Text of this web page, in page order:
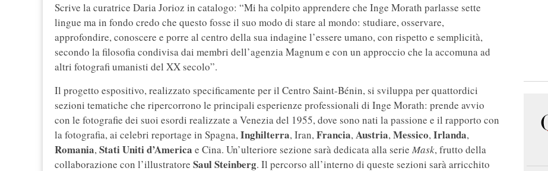
Scrive la curatrice Daria Jorioz in catalogo: “Mi ha colpito apprendere che Inge Morath parlasse sette
lingue ma in fondo credo che questo fosse il suo modo di stare al mondo: studiare, osservare,
approfondire, conoscere e porre al centro della sua indagine l’essere umano, con rispetto e semplicità,
secondo la filosofia condivisa dai membri dell’agenzia Magnum e con un approccio che la accomuna ad
altri fotografi umanisti del XX secolo”.
Il progetto espositivo, realizzato specificamente per il Centro Saint-Bénin, si sviluppa per quattordici
sezioni tematiche che ripercorrono le principali esperienze professionali di Inge Morath: prende avvio
con le fotografie dei suoi esordi realizzate a Venezia del 1955, dove sono nati la passione e il rapporto con
la fotografia, ai celebri reportage in Spagna,Inghilterra, Iran,Francia,Austria,Messico,Irlanda,
Romania,Stati Uniti d’America e Cina. Un’ulteriore sezione sarà dedicata alla serie Mask, frutto della
collaborazione con l’illustratore Saul Steinberg. Il percorso all’interno di queste sezioni sarà arricchito